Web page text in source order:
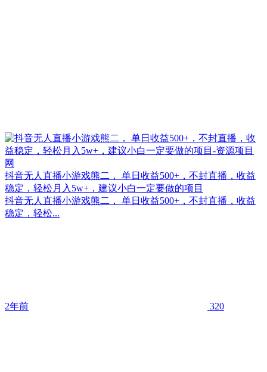
抖音无人直播小游戏熊二， 单日收益500+，不封直播，收益
稳定，轻松月入5w+，建议小白一定要做的项目
抖音无人直播小游戏熊二， 单日收益500+，不封直播，收益
稳定，轻松...
2年前 320